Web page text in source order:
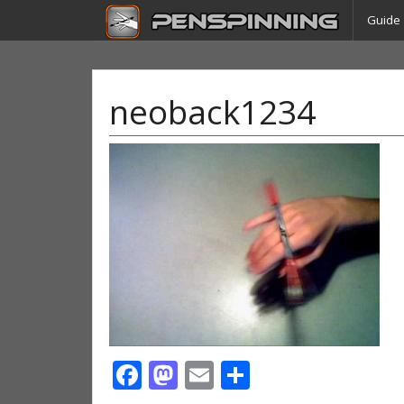
Guide
neoback1234
Facebook
Mastodon
Email